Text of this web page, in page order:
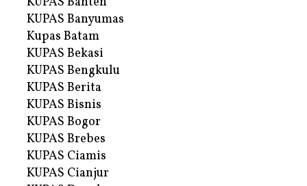
KUPAS Banyumas
Kupas Batam
KUPAS Bekasi
KUPAS Bengkulu
KUPAS Berita
KUPAS Bisnis
KUPAS Bogor
KUPAS Brebes
KUPAS Ciamis
KUPAS Cianjur